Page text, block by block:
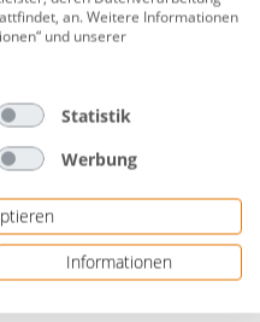
sich wie ein Schutzfilm
oder Dielenböden und
an. Weitere Informationen
und unserer
Statistik
Werbung
Informationen